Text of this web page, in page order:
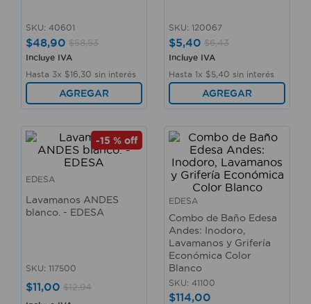
SKU: 40601
$48,90 $58,53
Incluye IVA
Hasta 3x $16 30 sin interés
AGREGAR
SKU: 120067
$5,40 $6,43
Incluye IVA
Hasta 1x $5 40 sin interés
AGREGAR
-15 % off
EDESA
Lavamanos ANDES
blanco. - EDESA
SKU: 117500
$11,00 $12,94
EDESA
Combo de Baño Edesa
Andes: Inodoro,
Lavamanos y Grifería
Económica Color
Blanco
SKU: 41100
$114,00